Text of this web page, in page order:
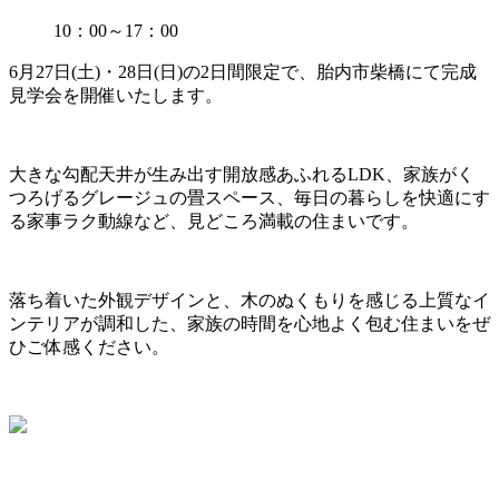
10：00～17：00
6月27日(土)・28日(日)の2日間限定で、胎内市柴橋にて完成
見学会を開催いたします。
大きな勾配天井が生み出す開放感あふれるLDK、家族がく
つろげるグレージュの畳スペース、毎日の暮らしを快適にす
る家事ラク動線など、見どころ満載の住まいです。
落ち着いた外観デザインと、木のぬくもりを感じる上質なイ
ンテリアが調和した、家族の時間を心地よく包む住まいをぜ
ひご体感ください。